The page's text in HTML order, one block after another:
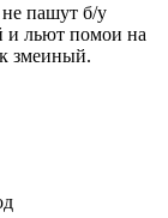
пашут б/у
и льют помои на
змеиный.